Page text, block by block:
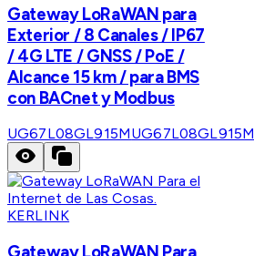
Gateway LoRaWAN para
Exterior / 8 Canales / IP67
/ 4G LTE / GNSS / PoE /
Alcance 15 km / para BMS
con BACnet y Modbus
UG67L08GL915MUG67L08GL915M
KERLINK